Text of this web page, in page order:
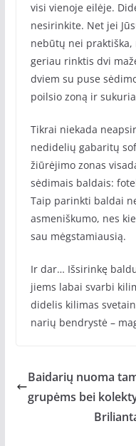
visi vienoje eilėje.
nesirinkite. Net jei
nebūtų nei
geriau rinktis dvi
dviem su puse
poilsio zoną ir
Tikrai niekada
nedidelių gabaritų
žiūrėjimo zonas
sėdimais baldais:
Taip parinkti baldai
asmeniškumo, nes
sau mėgstamiausią.
Ir dar… Išsirinkę
jiems labai svarbi
didelis kilimas
narių bendrystė –
Baidarių nuoma
grupėms bei